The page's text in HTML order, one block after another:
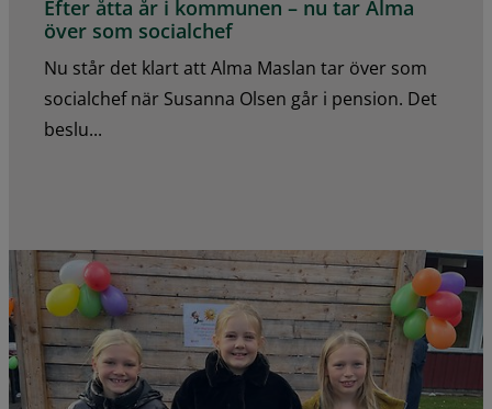
Efter åtta år i kommunen – nu tar Alma
över som socialchef
Nu står det klart att Alma Maslan tar över som
socialchef när Susanna Olsen går i pension. Det
beslu...